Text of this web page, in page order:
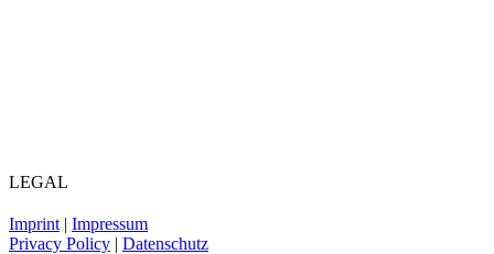
LEGAL
Imprint | Impressum
Privacy Policy | Datenschutz